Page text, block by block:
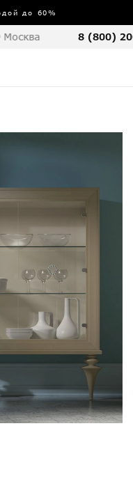
до 60%
Москва 8 (800)